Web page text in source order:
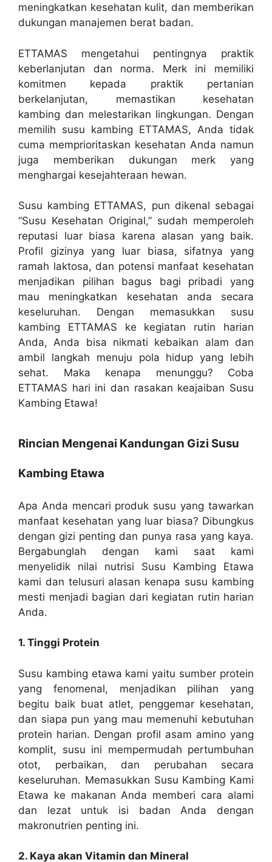
meningkatkan kesehatan kulit, dan memberikan
dukungan manajemen berat badan.
ETTAMAS mengetahui pentingnya praktik
keberlanjutan dan norma. Merk ini memiliki
komitmen kepada praktik pertanian
berkelanjutan, memastikan kesehatan
kambing dan melestarikan lingkungan. Dengan
memilih susu kambing ETTAMAS, Anda tidak
cuma memprioritaskan kesehatan Anda namun
juga memberikan dukungan merk yang
menghargai kesejahteraan hewan.
Susu kambing ETTAMAS, pun dikenal sebagai
“Susu Kesehatan Original,” sudah memperoleh
reputasi luar biasa karena alasan yang baik.
Profil gizinya yang luar biasa, sifatnya yang
ramah laktosa, dan potensi manfaat kesehatan
menjadikan pilihan bagus bagi pribadi yang
mau meningkatkan kesehatan anda secara
keseluruhan. Dengan memasukkan susu
kambing ETTAMAS ke kegiatan rutin harian
Anda, Anda bisa nikmati kebaikan alam dan
ambil langkah menuju pola hidup yang lebih
sehat. Maka kenapa menunggu? Coba
ETTAMAS hari ini dan rasakan keajaiban Susu
Kambing Etawa!
Rincian Mengenai Kandungan Gizi Susu
Kambing Etawa
Apa Anda mencari produk susu yang tawarkan
manfaat kesehatan yang luar biasa? Dibungkus
dengan gizi penting dan punya rasa yang kaya.
Bergabunglah dengan kami saat kami
menyelidik nilai nutrisi Susu Kambing Etawa
kami dan telusuri alasan kenapa susu kambing
mesti menjadi bagian dari kegiatan rutin harian
Anda.
1. Tinggi Protein
Susu kambing etawa kami yaitu sumber protein
yang fenomenal, menjadikan pilihan yang
begitu baik buat atlet, penggemar kesehatan,
dan siapa pun yang mau memenuhi kebutuhan
protein harian. Dengan profil asam amino yang
komplit, susu ini mempermudah pertumbuhan
otot, perbaikan, dan perubahan secara
keseluruhan. Memasukkan Susu Kambing Kami
Etawa ke makanan Anda memberi cara alami
dan lezat untuk isi badan Anda dengan
makronutrien penting ini.
2. Kaya akan Vitamin dan Mineral